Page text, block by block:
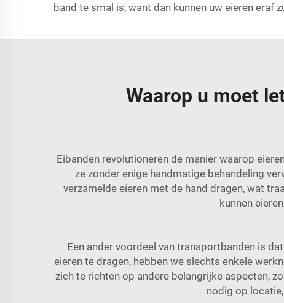
band te smal is, want dan kunnen uw eieren eraf
Waarop u moet
Eibanden revolutioneren de manier waarop
ze zonder enige handmatige behandeling
verzamelde eieren met de hand dragen, wat
kunnen
Een ander voordeel van transportbanden is
eieren te dragen, hebben we slechts enkele
zich te richten op andere belangrijke aspecten,
nodig op